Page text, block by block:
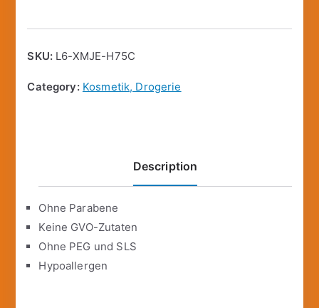
SKU: L6-XMJE-H75C
Category: Kosmetik, Drogerie
Description
Ohne Parabene
Keine GVO-Zutaten
Ohne PEG und SLS
Hypoallergen